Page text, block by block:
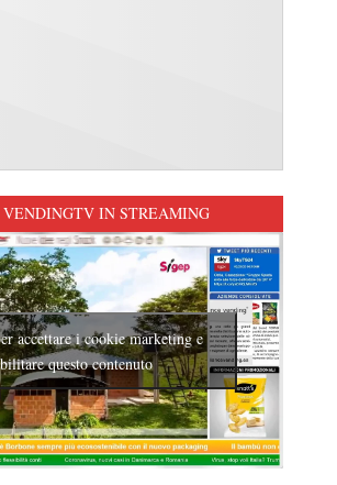
VENDINGTV IN STREAMING
accettare i cookie marketing e
questo contenuto